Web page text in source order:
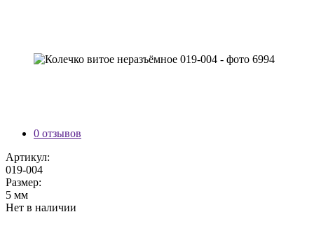
0 отзывов
Артикул:
019-004
Размер:
5 мм
Нет в наличии